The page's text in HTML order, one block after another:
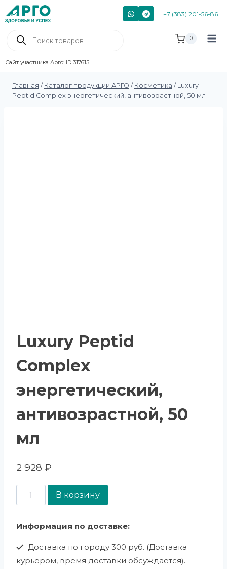
+7 (383) 201-56-86
Сайт участника Арго: ID 317615
0
Главная / Каталог продукции АРГО / Косметика / Luxury
Peptid Complex энергетический, антивозрастной, 50 мл
Luxury Peptid
Complex
энергетический,
антивозрастной, 50
мл
2 928 ₽
В корзину
Информация по доставке:
Доставка по городу 300 руб. (Доставка
курьером, время доставки обсуждается).